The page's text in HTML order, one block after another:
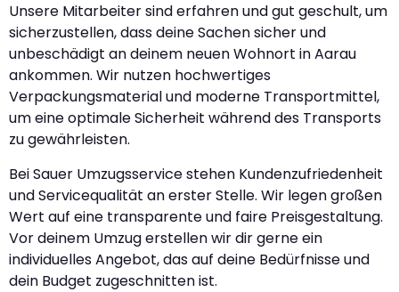
Unsere Mitarbeiter sind erfahren und gut geschult, um
sicherzustellen, dass deine Sachen sicher und
unbeschädigt an deinem neuen Wohnort in Aarau
ankommen. Wir nutzen hochwertiges
Verpackungsmaterial und moderne Transportmittel,
um eine optimale Sicherheit während des Transports
zu gewährleisten.
Bei Sauer Umzugsservice stehen Kundenzufriedenheit
und Servicequalität an erster Stelle. Wir legen großen
Wert auf eine transparente und faire Preisgestaltung.
Vor deinem Umzug erstellen wir dir gerne ein
individuelles Angebot, das auf deine Bedürfnisse und
dein Budget zugeschnitten ist.